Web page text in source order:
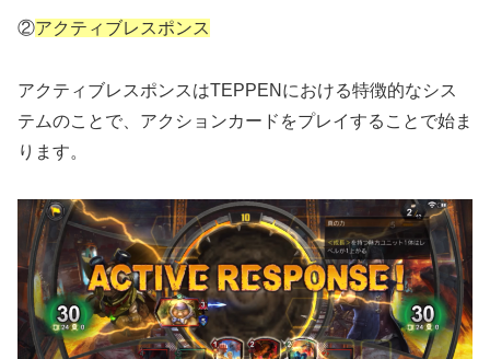
②アクティブレスポンス
アクティブレスポンスはTEPPENにおける特徴的なシス
テムのことで、アクションカードをプレイすることで始ま
ります。